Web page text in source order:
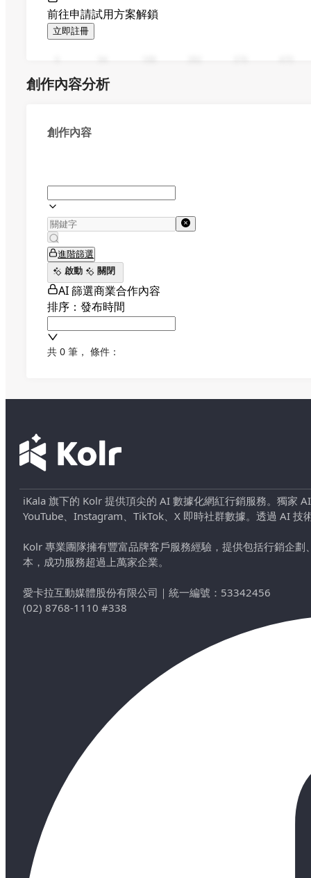
前往申請試用方案解鎖
立即註冊
創作內容分析
創作內容
進階篩選
啟動
關閉
AI 篩選商業合作內容
排序：發布時間
共 0 筆 ， 條件：
iKala 旗下的 Kolr 提供頂尖的 AI 數據化網紅行銷服務。獨家
YouTube、Instagram、TikTok、X 即時社群數據。透過 AI
Kolr 專業團隊擁有豐富品牌客戶服務經驗，提供包括行銷企
本，成功服務超過上萬家企業。
愛卡拉互動媒體股份有限公司 ｜ 統一編號：53342456
(02) 8768-1110 #338